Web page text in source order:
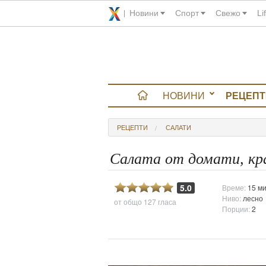
Новини Спорт Свежо
НОВИНИ
РЕЦЕПТИ САЛАТИ
Салата от домати,
5.0
от общо 127 гласа
Време: 15
Ниво: лесно
Порции:2